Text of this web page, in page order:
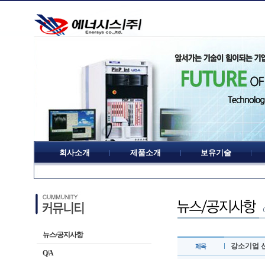
회사소개 제품소개 보유기술
뉴스/공지사항
Q/A
강소기업